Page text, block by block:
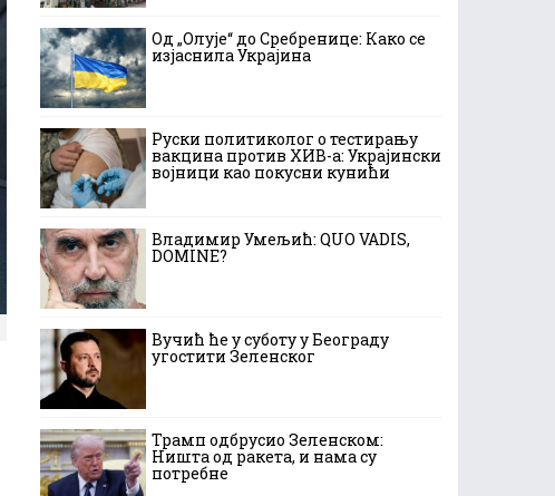
Од „Олује“ до Сребренице: Како се
изјаснила Украјина
Руски политиколог о тестирању
вакцина против ХИВ-а: Украјински
војници као покусни кунићи
Владимир Умељић: QUO VADIS,
DOMINE?
Вучић ће у суботу у Београду
угостити Зеленског
Трамп одбрусио Зеленском:
Ништа од ракета, и нама су
потребне